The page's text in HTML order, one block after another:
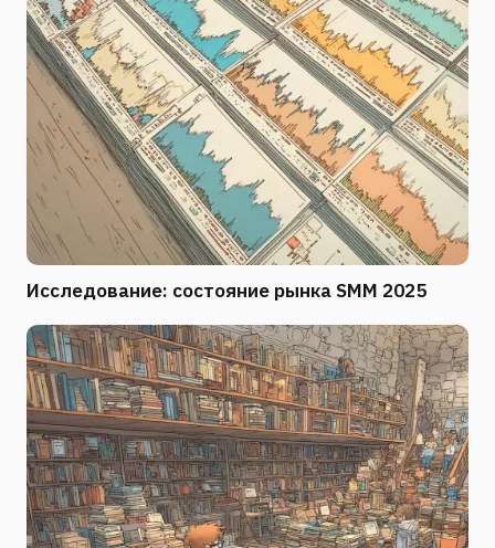
Исследование: состояние рынка SMM 2025